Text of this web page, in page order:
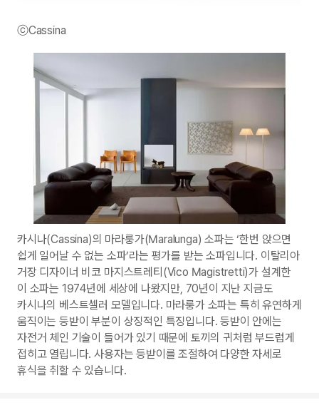
ⓒCassina
카시나(Cassina)의 마라룽가(Maralunga) 소파는 ‘한번 앉으면
쉽게 일어날 수 없는 소파’라는 평가를 받는 소파입니다. 이탈리아
거장 디자이너 비코 마지스트레티(Vico Magistretti)가 설계한
이 소파는 1974년에 세상에 나왔지만, 70년이 지난 지금도
카시나의 베스트셀러 모델입니다. 마라룽가 소파는 특히 유연하게
움직이는 등받이 부분이 상징적인 특징입니다. 등받이 안에는
자전거 체인 기술이 들어가 있기 때문에 토끼의 귀처럼 부드럽게
접히고 열립니다. 사용자는 등받이를 조절하여 다양한 자세로
휴식을 취할 수 있습니다.